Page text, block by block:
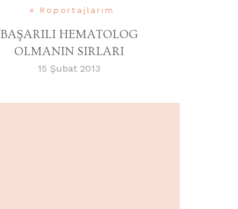
Röportajlarım
BAŞARILI HEMATOLOG
OLMANIN SIRLARI
15 Şubat 2013